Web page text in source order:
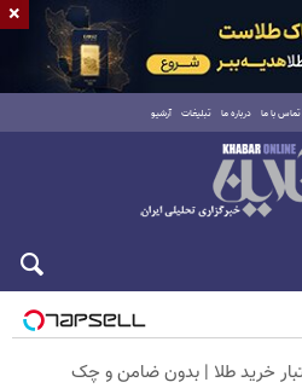
تماس با ما درباره ما تبلیغات آرشیو
×